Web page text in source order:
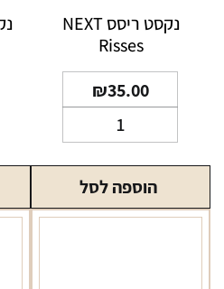
נקסט ריסס NEXT
Risses
₪35.00
של
נקסט
ריסס
NEXT
הוספה לסל